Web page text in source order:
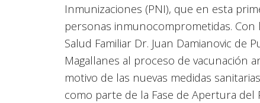
Inmunizaciones (PNI), que en esta
personas inmunocomprometidas.
Salud Familiar Dr. Juan Damianovic de
Magallanes al proceso de vacunación
motivo de las nuevas medidas
como parte de la Fase de Apertura del